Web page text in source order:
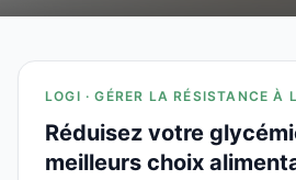
LOGI · GÉRER LA RÉSISTANCE À
Réduisez votre
meilleurs choix